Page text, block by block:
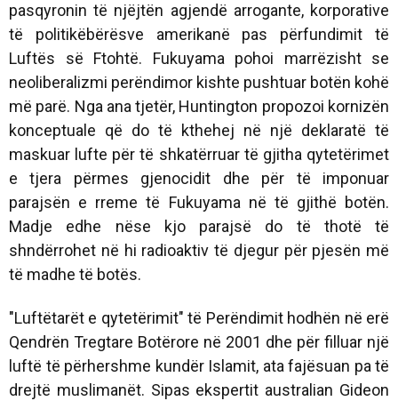
pasqyronin të njëjtën agjendë arrogante, korporative
të politikëbërësve amerikanë pas përfundimit të
Luftës së Ftohtë. Fukuyama pohoi marrëzisht se
neoliberalizmi perëndimor kishte pushtuar botën kohë
më parë. Nga ana tjetër, Huntington propozoi kornizën
konceptuale që do të kthehej në një deklaratë të
maskuar lufte për të shkatërruar të gjitha qytetërimet
e tjera përmes gjenocidit dhe për të imponuar
parajsën e rreme të Fukuyama në të gjithë botën.
Madje edhe nëse kjo parajsë do të thotë të
shndërrohet në hi radioaktiv të djegur për pjesën më
të madhe të botës.
"Luftëtarët e qytetërimit" të Perëndimit hodhën në erë
Qendrën Tregtare Botërore në 2001 dhe për filluar një
luftë të përhershme kundër Islamit, ata fajësuan pa të
drejtë muslimanët. Sipas ekspertit australian Gideon